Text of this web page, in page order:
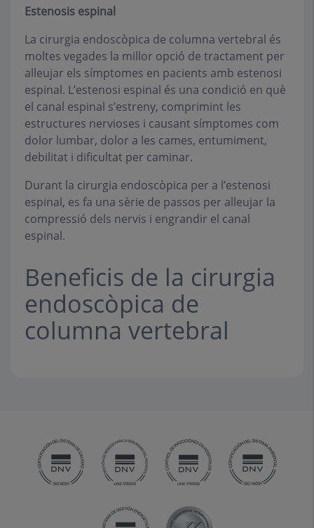
Estenosis espinal
La cirurgia endoscòpica de columna vertebral és
moltes vegades la millor opció de tractament per
alleujar els símptomes en pacients amb estenosi
espinal. L’estenosi espinal és una condició en què
el canal espinal s’estreny, comprimint les
estructures nervioses i causant símptomes com
dolor lumbar, dolor a les cames, entumiment,
debilitat i dificultat per caminar.
Durant la cirurgia endoscòpica per a l’estenosi
espinal, es fa una sèrie de passos per alleujar la
compressió dels nervis i engrandir el canal
espinal.
Beneficis de la cirurgia
endoscòpica de
columna vertebral